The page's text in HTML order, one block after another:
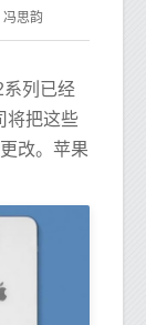
思韵
列已经
将把这些
改。苹果